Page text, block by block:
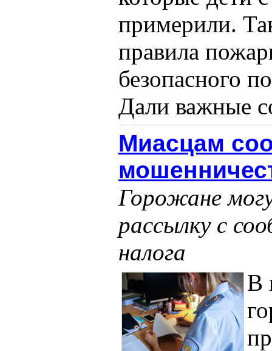
примерили.
правила
безопасного
Дали важные
Миасцам
Горожане
рассылку с
налога
В